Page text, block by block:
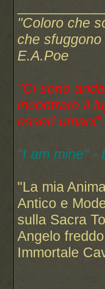
"Coloro che
che
E.A.Poe
"Ci sono
incontrare il
esseri
"I am mine" -
"La mia
Antico e
sulla Sacra
Angelo
Immortale